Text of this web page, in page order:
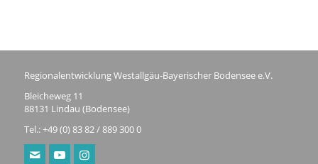
Regionalentwicklung Westallgäu-Bayerischer Bodensee e.V.
Bleicheweg 11
88131 Lindau (Bodensee)
Tel.: +49 (0) 83 82 / 889 300 0